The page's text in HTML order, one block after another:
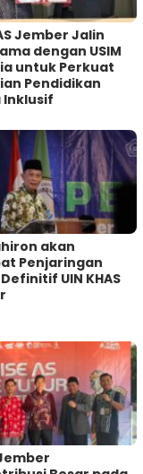
Jember Jalin
dengan USIM
untuk Perkuat
Pendidikan
Inklusif
akan
Penjaringan
UIN KHAS